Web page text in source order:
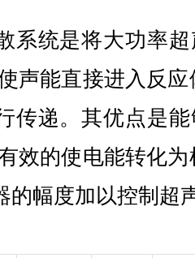
系统是将大功率
声能直接进入反
传递。其优点是
效的使电能转化
的幅度加以控制超